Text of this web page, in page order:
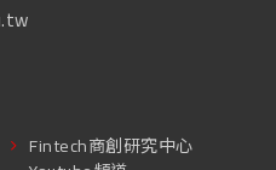
Fintech商創研究中心